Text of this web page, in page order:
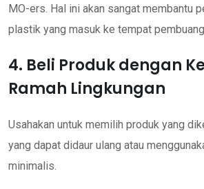
MO-ers. Hal ini akan sangat membantu
plastik yang masuk ke tempat
4. Beli Produk dengan
Ramah Lingkungan
Usahakan untuk memilih produk yang
yang dapat didaur ulang atau
minimalis.